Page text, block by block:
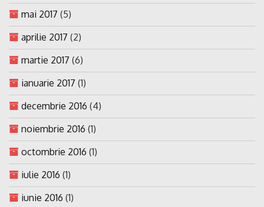
mai 2017 (5)
aprilie 2017 (2)
martie 2017 (6)
ianuarie 2017 (1)
decembrie 2016 (4)
noiembrie 2016 (1)
octombrie 2016 (1)
iulie 2016 (1)
iunie 2016 (1)